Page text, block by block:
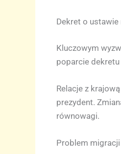
Dekret o
Kluczowym
poparcie dekretu
Relacje z
prezydent.
równowagi.
Problem